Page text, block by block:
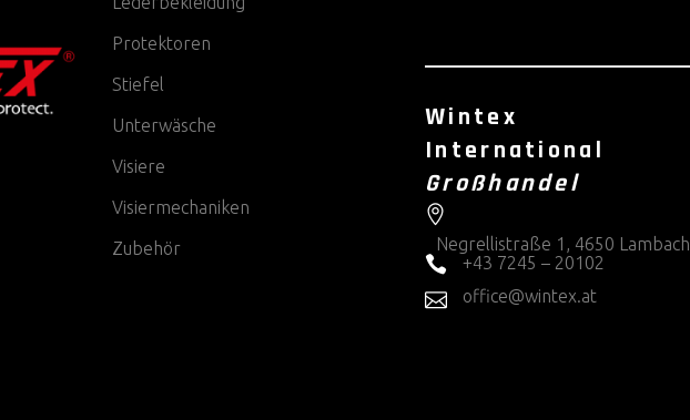
Protektoren
Stiefel
Unterwäsche
Visiere
Visiermechaniken
Zubehör
Wintex
International
Großhandel
Negrellistraße 1, 4650 Lambach
+43 7245 – 20102
office@wintex.at